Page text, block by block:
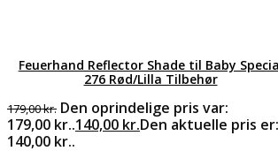
Feuerhand Reflector Shade til Baby
276 Rød/Lilla Tilbehør
179,00kr. Den oprindelige pris var:
179,00 kr..140,00 kr.Den aktuelle pris er:
140,00 kr..